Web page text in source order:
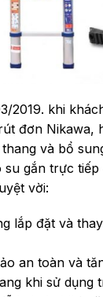
2019. khi
đơn Nikawa,
và bổ
su gắn trực
vời:
lắp đặt và
an toàn và
khi sử dụng